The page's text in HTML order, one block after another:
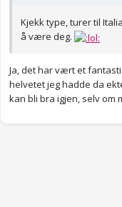
Kjekk type, turer til
å være deg.
Ja, det har vært et
helvetet jeg hadde da
kan bli bra igjen, selv om